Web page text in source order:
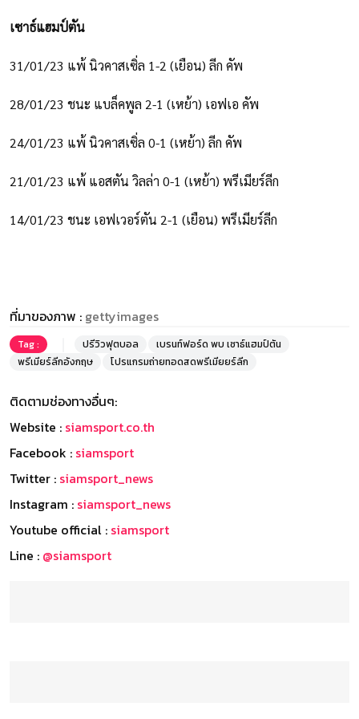
เซาธ์แฮมป์ตัน
31/01/23 แพ้ นิวคาสเซิ่ล 1-2 (เยือน) ลีก คัพ
28/01/23 ชนะ แบล็คพูล 2-1 (เหย้า) เอฟเอ คัพ
24/01/23 แพ้ นิวคาสเซิ่ล 0-1 (เหย้า) ลีก คัพ
21/01/23 แพ้ แอสตัน วิลล่า 0-1 (เหย้า) พรีเมียร์ลีก
14/01/23 ชนะ เอฟเวอร์ตัน 2-1 (เยือน) พรีเมียร์ลีก
ที่มาของภาพ : gettyimages
Tag : ปรีวิวฟุตบอล
เบรนท์ฟอร์ด พบ เซาธ์แฮมป์ตัน
พรีเมียร์ลีกอังกฤษ
โปรแกรมถ่ายทอดสดพรีเมียยร์ลีก
ติดตามช่องทางอื่นๆ:
Website : siamsport.co.th
Facebook : siamsport
Twitter : siamsport_news
Instagram : siamsport_news
Youtube official : siamsport
Line : @siamsport